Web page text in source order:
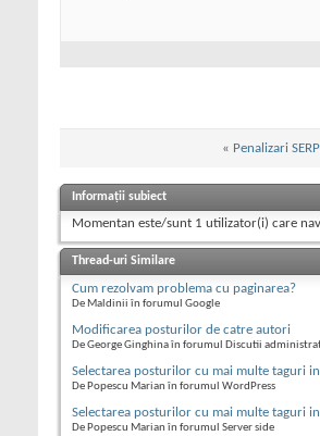
« Penalizari
Informații subiect
Momentan este/sunt 1 utilizator(i) care
Thread-uri Similare
Cum rezolvam problema cu paginarea?
De Maldinii în forumul Google
Modificarea posturilor de catre autori
De George Ginghina în forumul Discutii
Selectarea posturilor cu mai multe taguri
De Popescu Marian în forumul WordPress
Selectarea posturilor cu mai multe taguri
De Popescu Marian în forumul Server side